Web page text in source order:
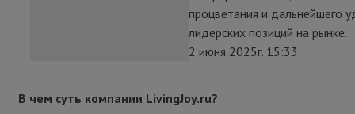
процветания и дальнейшего
лидерских позиций на рынке.
2 июня 2025г. 15:33
В чем суть компании LivingJoy.ru?